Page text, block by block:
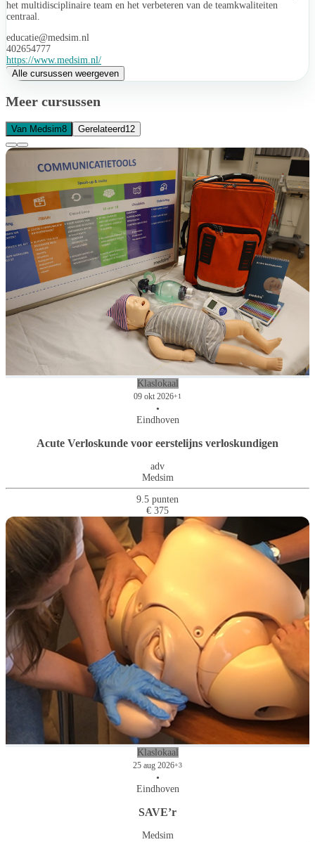
het multidisciplinaire team en het verbeteren van de teamkwaliteiten
centraal.
educatie@medsim.nl
402654777
https://www.medsim.nl/
Alle cursussen weergeven
Meer cursussen
Van Medsim8 Gerelateerd12
Klaslokaal
09 okt 2026+1
•
Eindhoven
Acute Verloskunde voor eerstelijns verloskundigen
adv
Medsim
9.5 punten
€ 375
Klaslokaal
25 aug 2026+3
•
Eindhoven
SAVE’r
Medsim